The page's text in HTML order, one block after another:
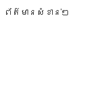
ព័ត៌មានសំខាន់ៗ